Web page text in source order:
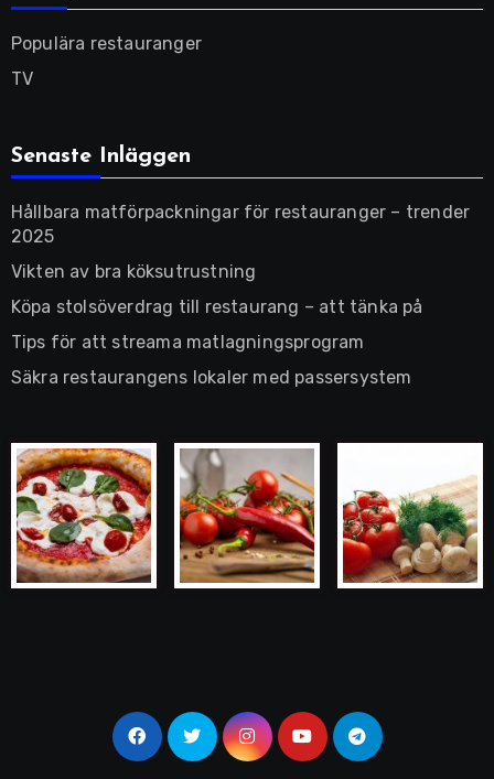
Populära restauranger
TV
Senaste Inläggen
Hållbara matförpackningar för restauranger – trender
2025
Vikten av bra köksutrustning
Köpa stolsöverdrag till restaurang – att tänka på
Tips för att streama matlagningsprogram
Säkra restaurangens lokaler med passersystem